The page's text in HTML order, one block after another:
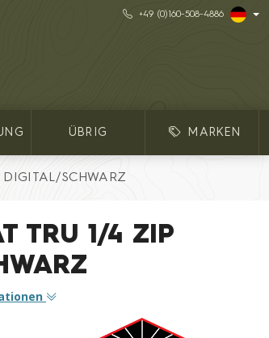
+49 (0)160-508-4886
ÜBRIG MARKEN
SCHWARZ
TRU 1/4 ZIP